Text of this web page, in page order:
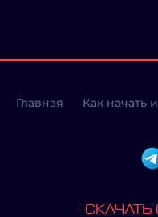
Главная Как начать